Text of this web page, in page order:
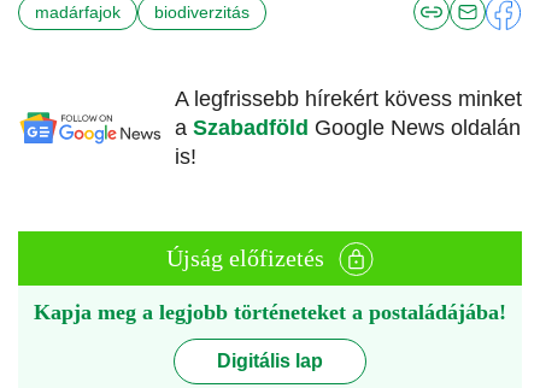
madárfajok biodiverzitás
A legfrissebb hírekért kövess minket
a Szabadföld Google News oldalán
is!
Újság előfizetés
Kapja meg a legjobb történeteket a postaládájába!
Digitális lap